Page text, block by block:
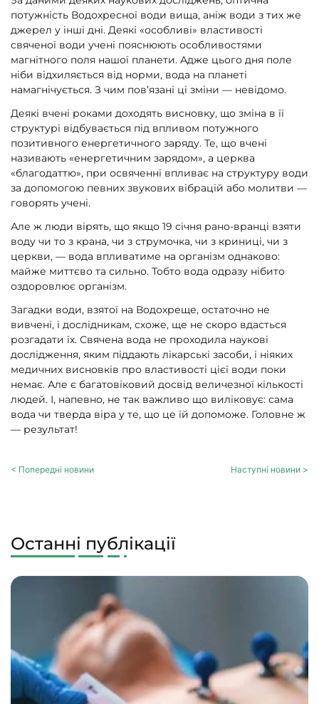
потужність Водохресної води вища, аніж води з тих же
джерел у інші дні. Деякі «особливі» властивості
свяченої води учені пояснюють особливостями
магнітного поля нашої планети. Адже цього дня поле
ніби відхиляється від норми, вода на планеті
намагнічується. З чим пов’язані ці зміни — невідомо.
Деякі вчені роками доходять висновку, що зміна в її
структурі відбувається під впливом потужного
позитивного енергетичного заряду. Те, що вчені
називають «енергетичним зарядом», а церква
«благодаттю», при освяченні впливає на структуру води
за допомогою певних звукових вібрацій або молитви —
говорять учені.
Але ж люди вірять, що якщо 19 січня рано-вранці взяти
воду чи то з крана, чи з струмочка, чи з криниці, чи з
церкви, — вода впливатиме на організм однаково:
майже миттєво та сильно. Тобто вода одразу нібито
оздоровлює організм.
Загадки води, взятої на Водохреще, остаточно не
вивчені, і дослідникам, схоже, ще не скоро вдасться
розгадати їх. Свячена вода не проходила наукові
дослідження, яким піддають лікарські засоби, і ніяких
медичних висновків про властивості цієї води поки
немає. Але є багатовіковий досвід величезної кількості
людей. І, напевно, не так важливо що виліковує: сама
вода чи тверда віра у те, що це їй допоможе. Головне ж
— результат!
< Попередні новини Наступні новини >
Останні публікації